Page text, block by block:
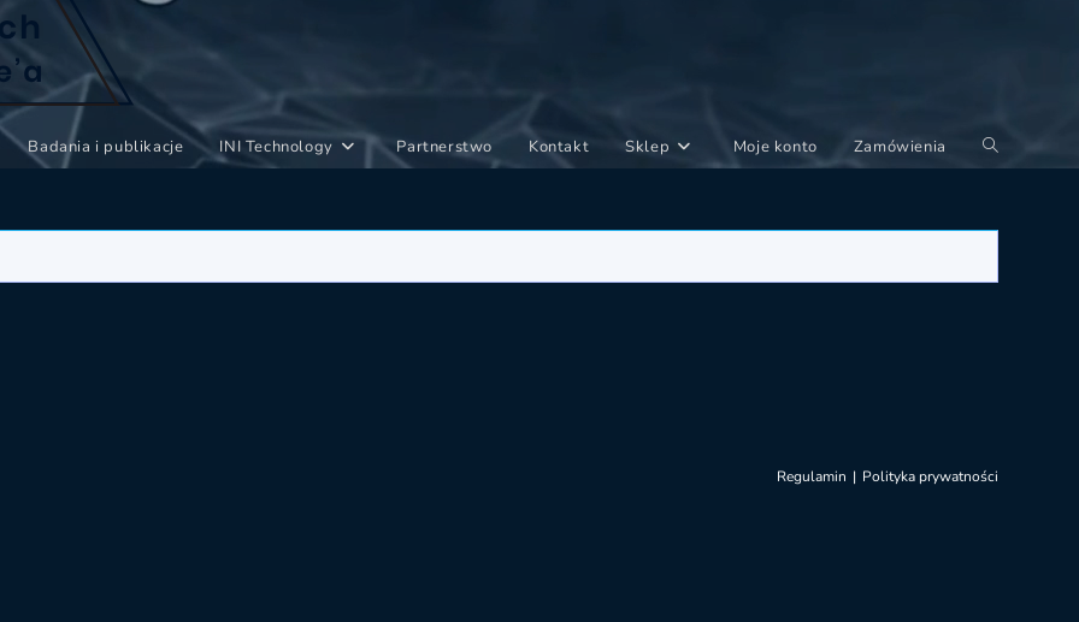
Badania i publikacje INI Technology Partnerstwo Kontakt Sklep Moje konto Zamówienia
Toggle
search
Regulamin Polityka prywatności